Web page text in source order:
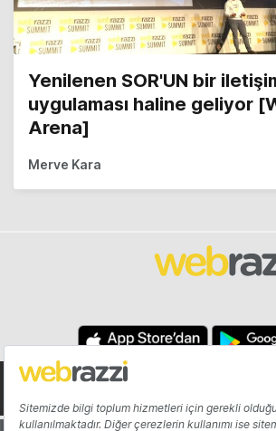
Yenilenen SOR'UN bir
uygulaması haline geliyor
Arena]
Merve Kara